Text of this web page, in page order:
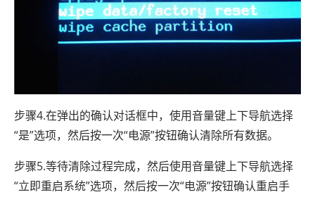
步骤4.在弹出的确认对话框中，使用音量键上下导航选择
“是”选项，然后按一次“电源”按钮确认清除所有数据。
步骤5.等待清除过程完成，然后使用音量键上下导航选择
“立即重启系统”选项，然后按一次“电源”按钮确认重启手